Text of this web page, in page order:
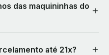
das maquininhas do
até 21x?